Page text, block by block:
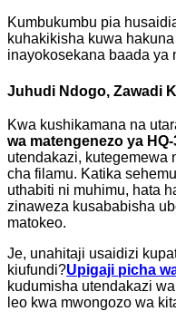
Kumbukumbu pia
kuhakikisha kuwa
inayokosekana baada ya
Juhudi Ndogo, Zawadi
Kwa kushikamana na
wa matengenezo ya
utendakazi, kutegemewa
cha filamu. Katika
uthabiti ni muhimu, hata
zinaweza kusababisha
matokeo.
Je, unahitaji usaidizi
kiufundi?Upigaji picha
kudumisha utendakazi
leo kwa mwongozo wa